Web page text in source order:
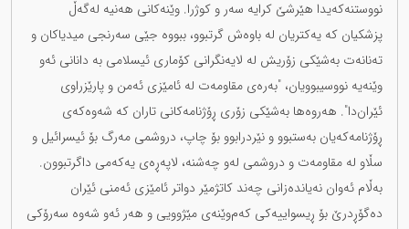
نووستنەکەیدا هێرشێ کرایە سەر و کوژرا. وێنەکانی هەنیە لەگەڵ
پزشکیان کە یەکتریان لە باوەش گرتبوو، ببووە جێی سەرنجی میدیاکان و
تەنانەت بەشێکی زۆریش لە لایەنگرانی کۆماری ئیسلامی بە دانانی ئەو
وێنەیە نووسیبوویان، "بەرەی مقاومەت لە ئامێزی ئەمن و پارێزراوی
ئێران‌دا". هەروەها بەشێکی زۆری ڕۆژنامەکانی تاران کە شەوەکەی
ڕۆژنامەکەیان بەستبوو و نێردرابوو بۆ چاپ، دروشمی مەرگ بۆ ئیسرائیل و
سڵاو لە مقاومەت و دروشمی لەو چەشنە، لاپەڕەی یەکەمی داگرتبوون.
بەڵام ئەوان نەیاندەزانی چەند کاتژمێر دواتر ئامێزی ئەمنی ئێران
دەگۆڕدرێ بۆ ڕیسواییەکی کەم‌وێنەی مێژوویی و هەر ئەو شەوە سەرۆکی